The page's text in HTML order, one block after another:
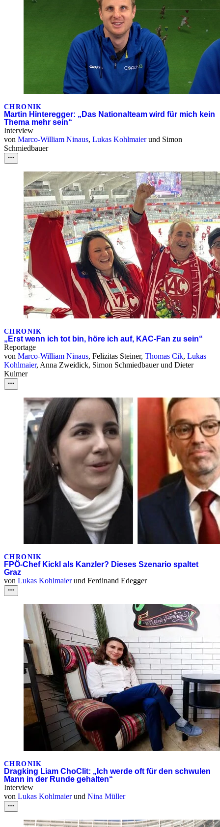
CHRONIK
Martin Hinteregger: „Das Nationalteam wird für mich kein
Thema mehr sein“
Interview
von Marco-William Ninaus, Lukas Kohlmaierund Simon
Schmiedbauer
CHRONIK
„Erst wenn ich tot bin, höre ich auf, KAC-Fan zu sein“
Reportage
von Marco-William Ninaus, Felizitas Steiner, Thomas Cik, Lukas
Kohlmaier, Anna Zweidick, Simon Schmiedbauerund Dieter
Kulmer
CHRONIK
FPÖ-Chef Kickl als Kanzler? Dieses Szenario spaltet
Graz
von Lukas Kohlmaierund Ferdinand Edegger
CHRONIK
Dragking Liam ChoClit: „Ich werde oft für den schwulen
Mann in der Runde gehalten“
Interview
von Lukas Kohlmaierund Nina Müller